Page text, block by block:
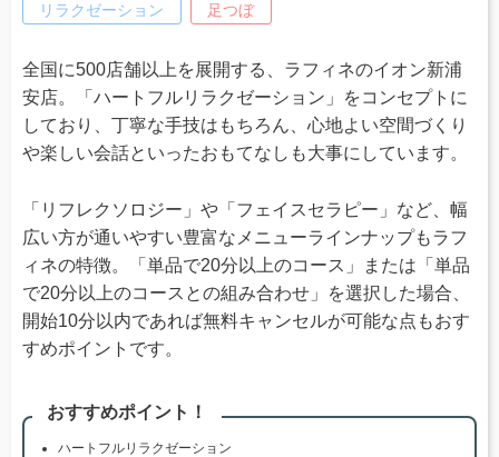
リラクゼーション 足つぼ
全国に500店舗以上を展開する、ラフィネのイオン新浦
安店。「ハートフルリラクゼーション」をコンセプトに
しており、丁寧な手技はもちろん、心地よい空間づくり
や楽しい会話といったおもてなしも大事にしています。
「リフレクソロジー」や「フェイスセラピー」など、幅
広い方が通いやすい豊富なメニューラインナップもラフ
ィネの特徴。「単品で20分以上のコース」または「単品
で20分以上のコースとの組み合わせ」を選択した場合、
開始10分以内であれば無料キャンセルが可能な点もおす
すめポイントです。
おすすめポイント！
ハートフルリラクゼーション